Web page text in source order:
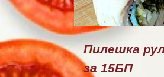
Пилешка
за 15БП